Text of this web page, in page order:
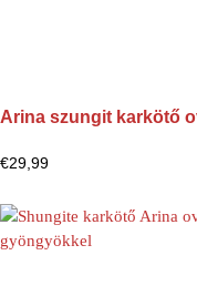
Arina szungit karkötő
€29,99